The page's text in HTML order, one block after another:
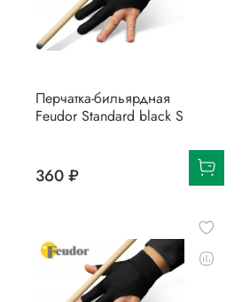
Перчатка-бильярдная
Feudor Standard black S
360 ₽